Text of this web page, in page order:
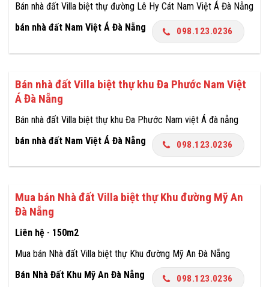
Bán nhà đất Villa biệt thự đường Lê Hy Cát Nam Việt Á Đà Nẵng
bán nhà đất Nam Việt Á Đà Nẵng
098.123.0236
Bán nhà đất Villa biệt thự khu Đa Phước Nam Việt
Á Đà Nẵng
Bán nhà đất Villa biệt thự khu Đa Phước Nam việt Á đà nẵng
bán nhà đất Nam Việt Á Đà Nẵng
098.123.0236
Mua bán Nhà đất Villa biệt thự Khu đường Mỹ An
Đà Nẵng
Liên hệ - 150m2
Mua bán Nhà đất Villa biệt thự Khu đường Mỹ An Đà Nẵng
Bán Nhà Đất Khu Mỹ An Đà Nẵng
098.123.0236